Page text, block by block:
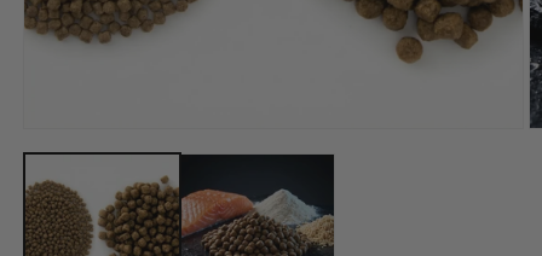
GH Plus
Filterstarterbakterien, Nitrit & Nitrat
1
Modal
öffnen